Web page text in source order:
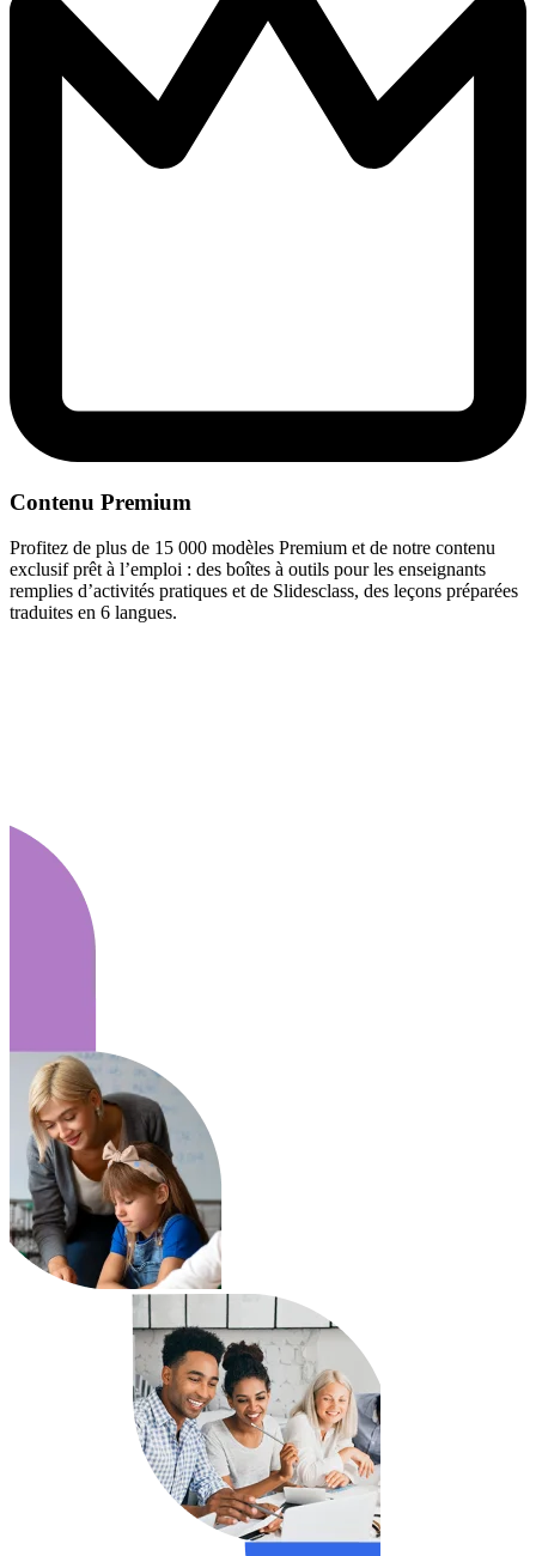
Contenu Premium
Profitez de plus de 15 000 modèles Premium et de notre contenu
exclusif prêt à l’emploi : des boîtes à outils pour les enseignants
remplies d’activités pratiques et de Slidesclass, des leçons préparées
traduites en 6 langues.